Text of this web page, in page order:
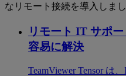
なリモート接続を導入しまし
リモート IT サポ
容易に解決
TeamViewer Tensor は